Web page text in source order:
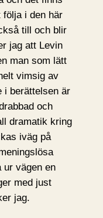
följa i den här
till och blir
jag att Levin
man som lätt
vimsig av
i berättelsen är
och
dramatik kring
iväg på
ur vägen en
med just
jag.